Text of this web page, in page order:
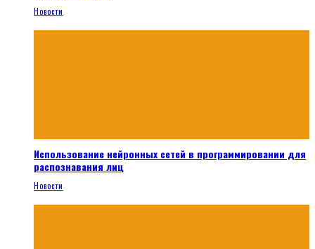
Новости
Использование нейронных сетей в программировании для
распознавания лиц
Новости